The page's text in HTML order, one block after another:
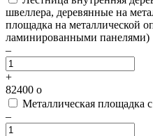
швеллера, деревянные на
площадка на металлической
ламинированными панелями)
–
+
82400 o
Металлическая площадка
–